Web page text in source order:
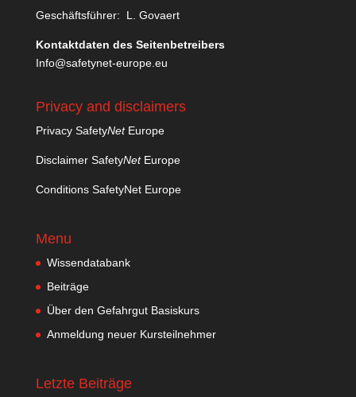
Geschäftsführer: L. Govaert
Kontaktdaten des Seitenbetreibers
Info@safetynet-europe.eu
Privacy and disclaimers
Privacy SafetyNetEurope
Disclaimer SafetyNetEurope
Conditions SafetyNet Europe
Menu
Wissendatabank
Beiträge
Über den Gefahrgut Basiskurs
Anmeldung neuer Kursteilnehmer
Letzte Beiträge